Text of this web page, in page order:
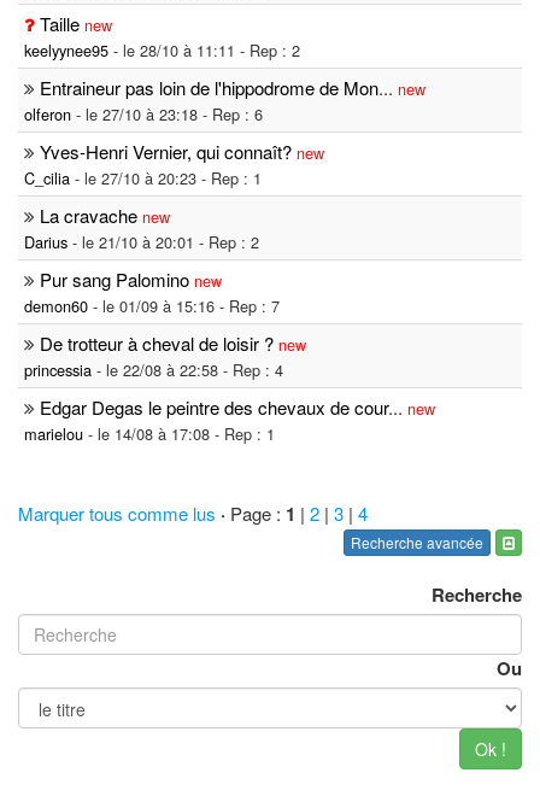
Taille new
keelyynee95 - le 28/10 à 11:11 - Rep : 2
Entraineur pas loin de l'hippodrome de Mon... new
olferon - le 27/10 à 23:18 - Rep : 6
Yves-Henri Vernier, qui connaît? new
C_cilia - le 27/10 à 20:23 - Rep : 1
La cravache new
Darius - le 21/10 à 20:01 - Rep : 2
Pur sang Palomino new
demon60 - le 01/09 à 15:16 - Rep : 7
De trotteur à cheval de loisir ? new
princessia - le 22/08 à 22:58 - Rep : 4
Edgar Degas le peintre des chevaux de cour... new
marielou - le 14/08 à 17:08 - Rep : 1
Marquer tous comme lus · Page : 1 | 2 | 3 | 4
Recherche avancée
Recherche
Ou
Ok !